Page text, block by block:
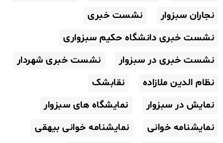
نجاران سبزوار
نشست خبری
نشست خبری دانشگاه حکیم سبزواری
نشست خبری در سبزوار
نشست خبری شهردار
نظام الدین ملازاده
نقابشک
نمایش در سبزوار
نمایشگاه های سبزوار
نمایشنامه خوانی
نمایشنامه خوانی بیهقی